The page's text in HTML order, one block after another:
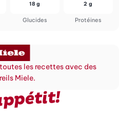
Glucides
18 g
Protéines
2 g
les recettes avec des
Miele.